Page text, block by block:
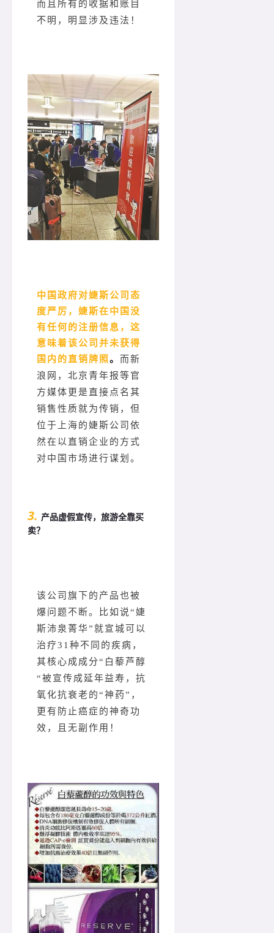
而且所有的收据和账目
不明，明显涉及违法！
中国政府对婕斯公司态
度严厉，婕斯在中国没
有任何的注册信息，这
意味着该公司并未获得
国内的直销牌照。
而新
浪网，北京青年报等官
方媒体更是直接点名其
销售性质就为传销，但
位于上海的婕斯公司依
然在以直销企业的方式
对中国市场进行谋划。
3. 产品虚假宣传，旅游全靠买
卖？
该公司旗下的产品也被
爆问题不断。比如说“婕
斯沛泉菁华”就宣城可以
治疗31种不同的疾病，
其核心成成分“白藜芦醇
“被宣传成延年益寿，抗
氧化抗衰老的“神药”，
更有防止癌症的神奇功
效，且无副作用！